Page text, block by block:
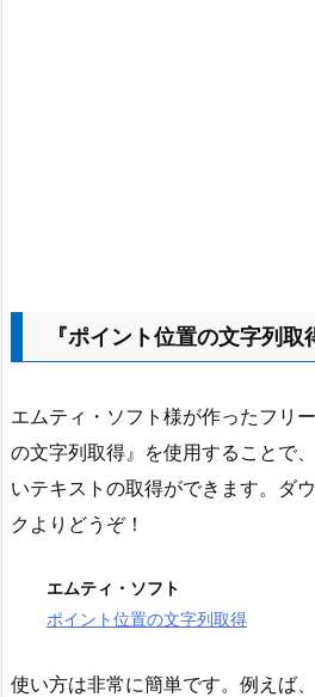
『ポイント位置の文字列取
エムティ・ソフト様が作ったフリ
の文字列取得』を使用することで
いテキストの取得ができます。ダ
クよりどうぞ！
エムティ・ソフト
ポイント位置の文字列取得
使い方は非常に簡単です。例えば